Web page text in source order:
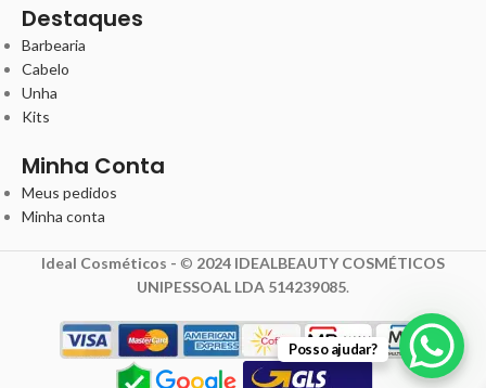
Destaques
Barbearia
Cabelo
Unha
Kits
Minha Conta
Meus pedidos
Minha conta
Ideal Cosméticos - © 2024 IDEALBEAUTY COSMÉTICOS
UNIPESSOAL LDA 514239085.
Posso ajudar?